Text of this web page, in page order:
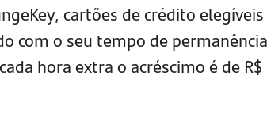
cartões de crédito
com o seu tempo de
hora extra o acréscimo é de R$